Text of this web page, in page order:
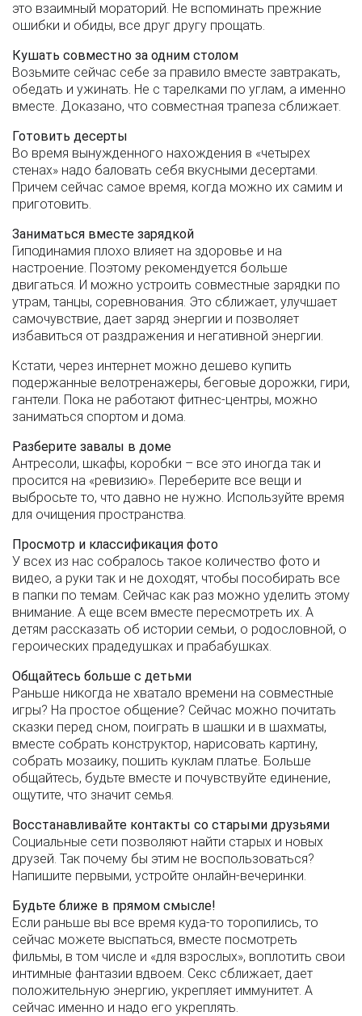
это взаимный мораторий. Не вспоминать прежние
ошибки и обиды, все друг другу прощать.
Кушать совместно за одним столом
Возьмите сейчас себе за правило вместе завтракать,
обедать и ужинать. Не с тарелками по углам, а именно
вместе. Доказано, что совместная трапеза сближает.
Готовить десерты
Во время вынужденного нахождения в «четырех
стенах» надо баловать себя вкусными десертами.
Причем сейчас самое время, когда можно их самим и
приготовить.
Заниматься вместе зарядкой
Гиподинамия плохо влияет на здоровье и на
настроение. Поэтому рекомендуется больше
двигаться. И можно устроить совместные зарядки по
утрам, танцы, соревнования. Это сближает, улучшает
самочувствие, дает заряд энергии и позволяет
избавиться от раздражения и негативной энергии.
Кстати, через интернет можно дешево купить
подержанные велотренажеры, беговые дорожки, гири,
гантели. Пока не работают фитнес-центры, можно
заниматься спортом и дома.
Разберите завалы в доме
Антресоли, шкафы, коробки – все это иногда так и
просится на «ревизию». Переберите все вещи и
выбросьте то, что давно не нужно. Используйте время
для очищения пространства.
Просмотр и классификация фото
У всех из нас собралось такое количество фото и
видео, а руки так и не доходят, чтобы пособирать все
в папки по темам. Сейчас как раз можно уделить этому
внимание. А еще всем вместе пересмотреть их. А
детям рассказать об истории семьи, о родословной, о
героических прадедушках и прабабушках.
Общайтесь больше с детьми
Раньше никогда не хватало времени на совместные
игры? На простое общение? Сейчас можно почитать
сказки перед сном, поиграть в шашки и в шахматы,
вместе собрать конструктор, нарисовать картину,
собрать мозаику, пошить куклам платье. Больше
общайтесь, будьте вместе и почувствуйте единение,
ощутите, что значит семья.
Восстанавливайте контакты со старыми друзьями
Социальные сети позволяют найти старых и новых
друзей. Так почему бы этим не воспользоваться?
Напишите первыми, устройте онлайн-вечеринки.
Будьте ближе в прямом смысле!
Если раньше вы все время куда-то торопились, то
сейчас можете выспаться, вместе посмотреть
фильмы, в том числе и «для взрослых», воплотить свои
интимные фантазии вдвоем. Секс сближает, дает
положительную энергию, укрепляет иммунитет. А
сейчас именно и надо его укреплять.